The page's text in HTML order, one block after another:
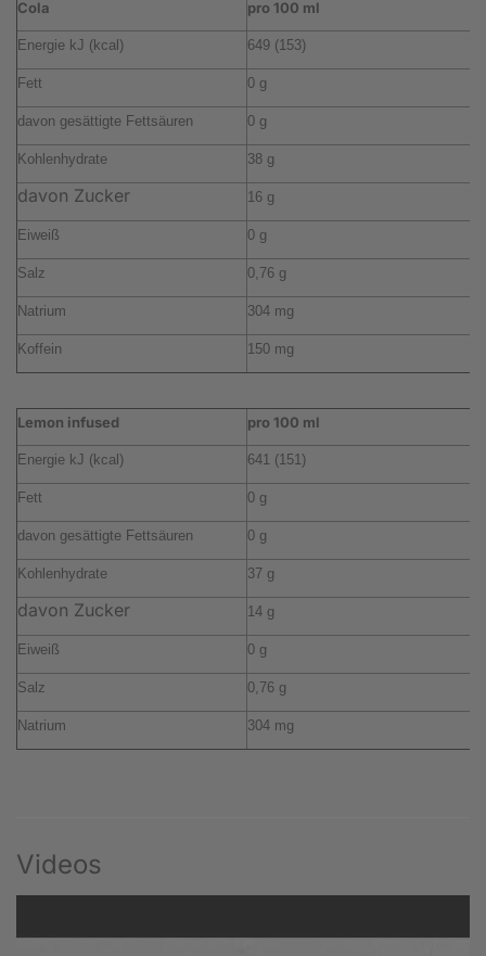
Cola pro 100 ml
Energie kJ (kcal) 649 (153)
Fett 0 g
davon gesättigte Fettsäuren 0 g
Kohlenhydrate 38 g
davon Zucker 16 g
Eiweiß 0 g
Salz 0,76 g
Natrium 304 mg
Koffein 150 mg
Lemon infused pro 100 ml
Energie kJ (kcal) 641 (151)
Fett 0 g
davon gesättigte Fettsäuren 0 g
Kohlenhydrate 37 g
davon Zucker 14 g
Eiweiß 0 g
Salz 0,76 g
Natrium 304 mg
Videos